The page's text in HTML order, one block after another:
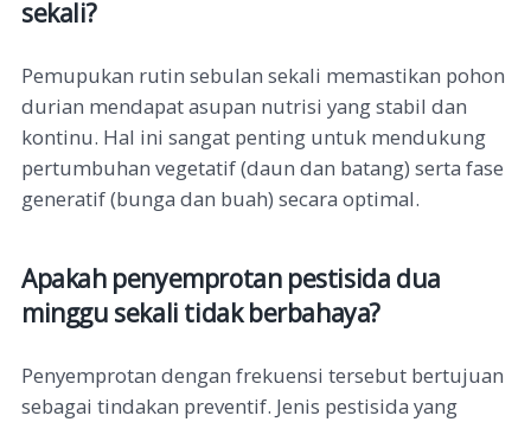
sekali?
Pemupukan rutin sebulan sekali memastikan pohon
durian mendapat asupan nutrisi yang stabil dan
kontinu. Hal ini sangat penting untuk mendukung
pertumbuhan vegetatif (daun dan batang) serta fase
generatif (bunga dan buah) secara optimal.
Apakah penyemprotan pestisida dua
minggu sekali tidak berbahaya?
Penyemprotan dengan frekuensi tersebut bertujuan
sebagai tindakan preventif. Jenis pestisida yang